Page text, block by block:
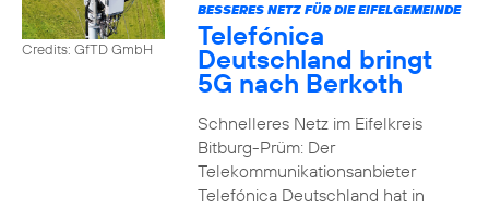
Credits: GfTD GmbH
BESSERES NETZ FÜR DIE EIFELGEMEINDE
Telefónica
Deutschland bringt
5G nach Berkoth
Schnelleres Netz im Eifelkreis
Bitburg-Prüm: Der
Telekommunikationsanbieter
Telefónica Deutschland hat in